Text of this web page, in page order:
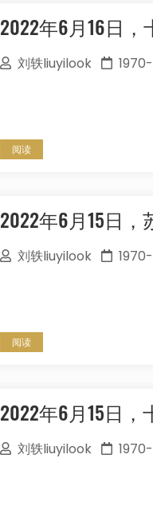
2022年6月16日
刘轶liuyilook
阅读
2022年6月15日
刘轶liuyilook
阅读
2022年6月15日
刘轶liuyilook